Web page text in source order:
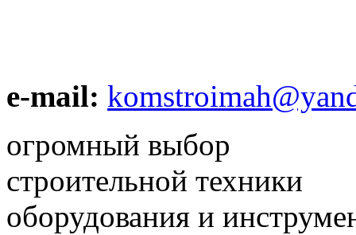
e-mail:
огромный выбор
строительной техники
оборудования и